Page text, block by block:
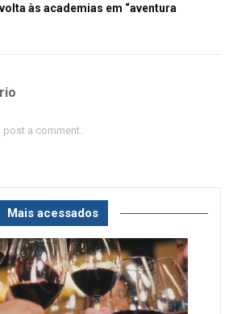
às academias em “aventura
post a comment.
Mais acessados